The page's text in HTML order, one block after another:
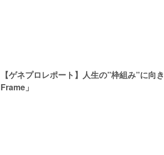
【ゲネプロレポート】人生の”枠組み”に向
Frame」